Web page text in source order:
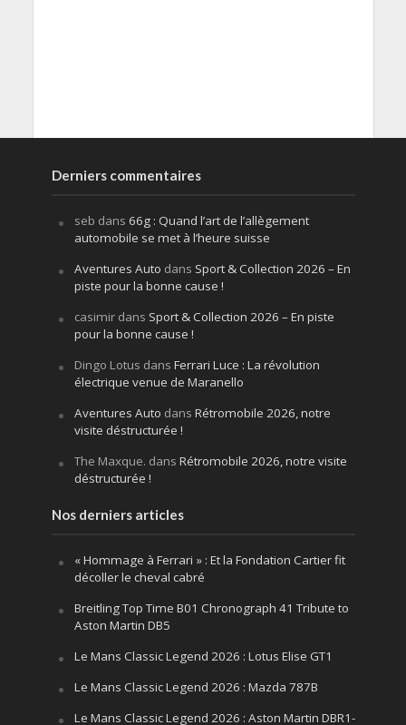
Derniers commentaires
seb dans 66g : Quand l’art de l’allègement
automobile se met à l’heure suisse
Aventures Auto dans Sport & Collection 2026 – En
piste pour la bonne cause !
casimirdans Sport & Collection 2026 – En piste
pour la bonne cause !
Dingo Lotus dans Ferrari Luce : La révolution
électrique venue de Maranello
Aventures Auto dans Rétromobile 2026, notre
visite déstructurée !
The Maxque. dans Rétromobile 2026, notre visite
déstructurée !
Nos derniers articles
« Hommage à Ferrari » : Et la Fondation Cartier fit
décoller le cheval cabré
Breitling Top Time B01 Chronograph 41 Tribute to
Aston Martin DB5
Le Mans Classic Legend 2026 : Lotus Elise GT1
Le Mans Classic Legend 2026 : Mazda 787B
Le Mans Classic Legend 2026 : Aston Martin DBR1-